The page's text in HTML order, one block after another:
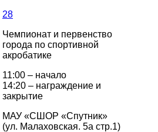
28
Чемпионат и первенство
города по спортивной
акробатике
11:00 – начало
14:20 – награждение и
закрытие
МАУ «СШОР «Спутник»
(ул. Малаховская. 5а стр.1)